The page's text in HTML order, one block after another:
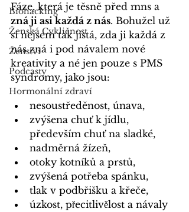
Biohacking
Ženská Cykličnost
Ženství
Podcasty
Hormonální zdraví
Fáze, která je těsně před mns a
zná ji asi každá z nás. Bohužel už
si nejsem tak jistá, zda ji každá z
nás zná i pod návalem nové
kreativity a né jen pouze s PMS
syndromy, jako jsou:
nesoustředěnost, únava,
zvýšena chuť k jídlu,
především chuť na sladké,
nadměrná žízeň,
otoky kotníků a prstů,
zvýšená potřeba spánku,
tlak v podbřišku a křeče,
úzkost, přecitlivělost a návaly